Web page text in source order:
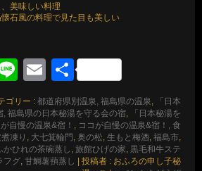
美味しい料理
石風の料理で見た目も美しい
LineEmail
共
有
ゴリー : 都道府県別温泉, 福島県の温泉
「日本
福島県の日本秘湯を守る会の宿
「日本秘湯を
自慢の温泉&宿！
ココが自慢の温泉&宿！, 食
凍り 大七箕輪門 奥の松 生もと梅酒 福島市
かひれの茶碗蒸し 旅館ひげの家 黒毛和牛ステ
フグ 甘鯛薯蕷蒸し | 投稿者 : おふろの申し子秘